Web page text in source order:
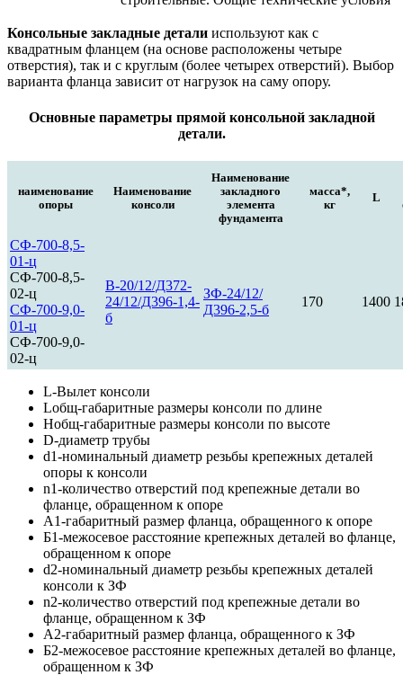
Консольные закладные детали используют как с
квадратным фланцем (на основе расположены четыре
отверстия), так и с круглым (более четырех отверстий). Выбор
варианта фланца зависит от нагрузок на саму опору.
Основные параметры прямой консольной закладной
детали.
наименование
опоры
Наименование
консоли
Наименование
закладного
элемента
фундамента
масса*,
кг
L
СФ-700-8,5-
01-ц
СФ-700-8,5-
02-ц
СФ-700-9,0-
01-ц
СФ-700-9,0-
02-ц
В-20/12/Д372-
24/12/Д396-1,4-
б
ЗФ-24/12/
Д396-2,5-б
170 1400
L-Вылет консоли
Lобщ-габаритные размеры консоли по длине
Hобщ-габаритные размеры консоли по высоте
D-диаметр трубы
d1-номинальный диаметр резьбы крепежных деталей
опоры к консоли
n1-количество отверстий под крепежные детали во
фланце, обращенном к опоре
А1-габаритный размер фланца, обращенного к опоре
Б1-межосевое расстояние крепежных деталей во фланце,
обращенном к опоре
d2-номинальный диаметр резьбы крепежных деталей
консоли к ЗФ
n2-количество отверстий под крепежные детали во
фланце, обращенном к ЗФ
А2-габаритный размер фланца, обращенного к ЗФ
Б2-межосевое расстояние крепежных деталей во фланце,
обращенном к ЗФ